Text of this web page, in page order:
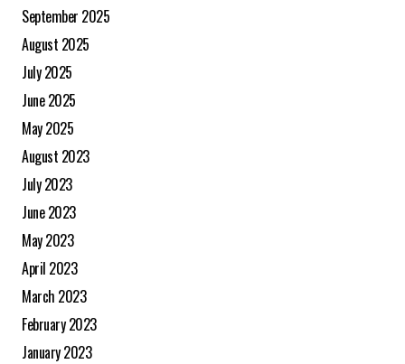
September 2025
August 2025
July 2025
June 2025
May 2025
August 2023
July 2023
June 2023
May 2023
April 2023
March 2023
February 2023
January 2023